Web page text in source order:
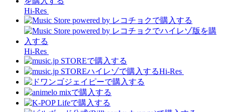
Hi-Res
Hi-Res
Hi-Res